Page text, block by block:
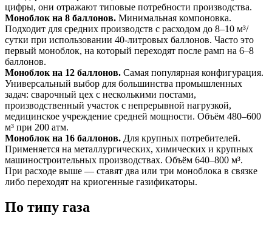
цифры, они отражают типовые потребности производства.
Моноблок на 8 баллонов. Минимальная компоновка.
Подходит для средних производств с расходом до 8–10 м³/
сутки при использовании 40-литровых баллонов. Часто это
первый моноблок, на который переходят после рамп на 6–8
баллонов.
Моноблок на 12 баллонов. Самая популярная конфигурация.
Универсальный выбор для большинства промышленных
задач: сварочный цех с несколькими постами,
производственный участок с непрерывной нагрузкой,
медицинское учреждение средней мощности. Объём 480–600
м³ при 200 атм.
Моноблок на 16 баллонов. Для крупных потребителей.
Применяется на металлургических, химических и крупных
машиностроительных производствах. Объём 640–800 м³.
При расходе выше — ставят два или три моноблока в связке
либо переходят на криогенные газификаторы.
По типу газа